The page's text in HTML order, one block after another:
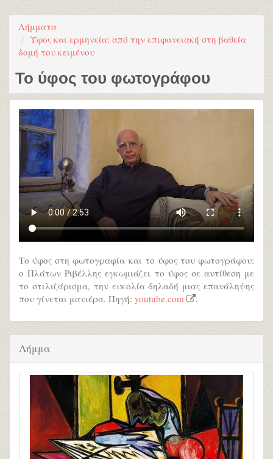
Λήμματα
Ύφος και ερμηνεία: από την επιφανειακή στη βαθεία
δομή του κειμένου
Το ύφος του φωτογράφου
Το ύφος στη φωτογραφία και το ύφος του φωτογράφου:
ο Πλάτων Ριβέλλης εγκωμιάζει το ύφος σε αντίθεση με
το στιλιζάρισμα, την ευκολία δηλαδή μιας επανάληψης
που γίνεται μανιέρα. Πηγή: youtube.com .
Λήμμα